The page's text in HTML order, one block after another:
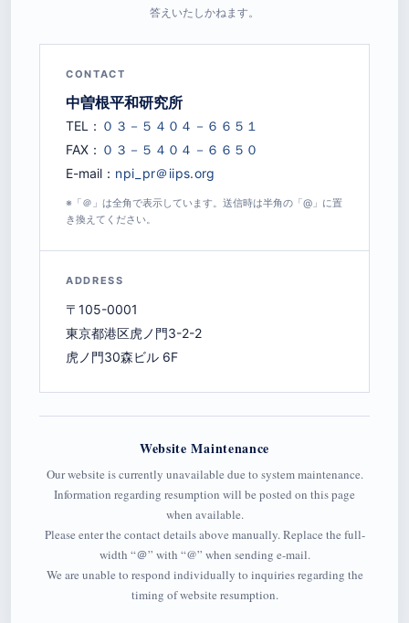
答えいたしかねます。
CONTACT
中曽根平和研究所
TEL：
FAX：
E-mail：
※「＠」は全角で表示しています。送信時は半角の「@」に置
き換えてください。
ADDRESS
〒105-0001
東京都港区虎ノ門3-2-2
虎ノ門30森ビル 6F
Website Maintenance
Our website is currently unavailable due to system maintenance.
Information regarding resumption will be posted on this page
when available.
Please enter the contact details above manually. Replace the full-
width “＠” with “@” when sending e-mail.
We are unable to respond individually to inquiries regarding the
timing of website resumption.